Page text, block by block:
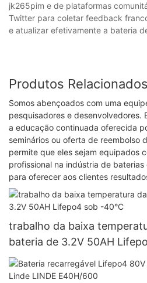
jk265pim e de plataformas
Twitter para coletar feedback
e atualizar efetivamente a bateria
Produtos Relacionados
Somos abençoados com uma
pesquisadores e desenvolvedores.
a educação continuada oferecida
seminários ou oferta de reembolso
permite que eles sejam equipados
profissional na indústria de
para oferecer aos clientes
trabalho da baixa
bateria de 3.2V 50AH